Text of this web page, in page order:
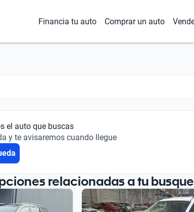
Financia tu auto Comprar un auto
el auto que buscas
y te avisaremos cuando llegue
relacionadas a tu